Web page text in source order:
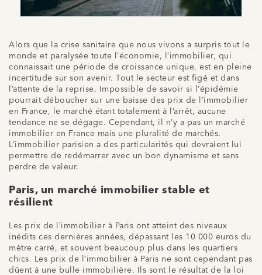
Alors que la crise sanitaire que nous vivons a surpris tout le
monde et paralysée toute l’économie, l’immobilier, qui
connaissait une période de croissance unique, est en pleine
incertitude sur son avenir. Tout le secteur est figé et dans
l’attente de la reprise. Impossible de savoir si l’épidémie
pourrait déboucher sur une baisse des prix de l’immobilier
en France, le marché étant totalement à l’arrêt, aucune
tendance ne se dégage. Cependant, il n’y a pas un marché
immobilier en France mais une pluralité de marchés.
L’immobilier parisien a des particularités qui devraient lui
permettre de redémarrer avec un bon dynamisme et sans
perdre de valeur.
Paris, un marché immobilier stable et
résilient
Les prix de l’immobilier à Paris ont atteint des niveaux
inédits ces dernières années, dépassant les 10 000 euros du
mètre carré, et souvent beaucoup plus dans les quartiers
chics. Les prix de l’immobilier à Paris ne sont cependant pas
dûent à une bulle immobilière. Ils sont le résultat de la loi